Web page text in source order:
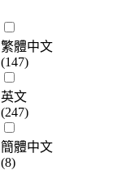
繁體中文
(147)
英文
(247)
簡體中文
(8)